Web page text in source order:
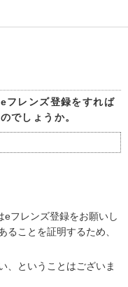
フレンズ登録をすれば
でしょうか。
eフレンズ登録をお願いし
ることを証明するため、
、ということはございま